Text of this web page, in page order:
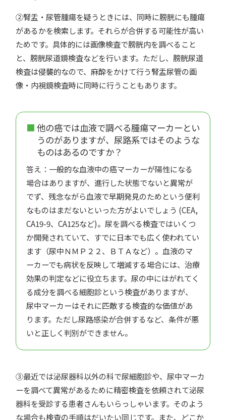
②腎盂・尿管腫瘍を疑うときには、同時に膀胱にも腫瘍
があるかを検索します。それらが合併する可能性が高い
ためです。具体的には画像検査で膀胱内を調べること
と、膀胱尿道鏡検査などを行います。ただし、膀胱尿道
検査は侵襲的なので、麻酔をかけて行う腎盂尿管の画
像・内視鏡検査時に同時に行うこともあります。
他の癌では血液で調べる腫瘍マーカーとい
うのがありますが、尿路系ではそのような
ものはあるのですか？
答え：一般的な血液中の癌マーカーが陽性になる
場合はありますが、進行した状態でないと異常が
でず、残念ながら血液で早期発見のためという便利
なものはまだないといった方がよいでしょう (CEA,
CA19-9、CA125など)。尿を調べる検査ではいくつ
か開発されていて、すでに日本でも広く使われてい
ます（尿中ＮＭＰ２２、ＢＴＡなど）。血液のマ
ーカーでも病状を反映して増減する場合には、治療
効果の判定などに役立ちます。尿の中にはがれてく
る成分を調べる細胞診という検査がありますが、
尿中マーカーはそれに匹敵する検査的な価値があ
ります。ただし尿路感染が合併するなど、条件が悪
いと正しく判別ができません。
③最近では泌尿器科以外の科で尿細胞診や、尿中マーカ
ーを調べて異常があるために精密検査を依頼されて泌尿
器科を受診する患者さんもいらっしゃいます。そのよう
な場合も検査の手順はだいたい同じです。また、どこか